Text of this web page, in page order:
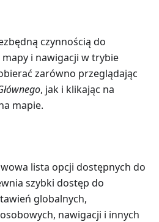
czynnością do
i nawigacji w trybie
zarówno przeglądając
, jak i klikając na
mapie.
lista opcji dostępnych do
szybki dostęp do
globalnych,
nawigacji i innych